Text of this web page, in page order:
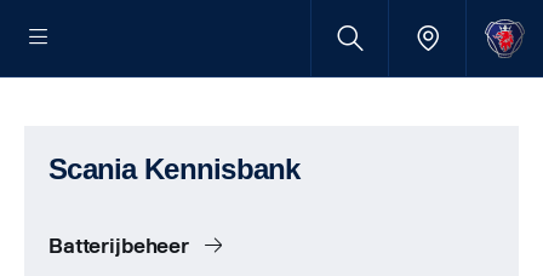
Scania Kennisbank
Batterijbeheer